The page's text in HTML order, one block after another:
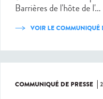
Barrières de l'hôte de l'...
VOIR LE COMMUNIQUÉ
COMMUNIQUÉ DE PRESSE